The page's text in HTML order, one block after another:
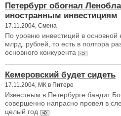
Петербург обогнал
иностранным инвестициям
17.11.2004, Смена
По уровню инвестиций в основной
млрд. рублей, то есть в полтора
основного конкурента
Кемеровский будет сидеть
17.11.2004, МК в Питере
Известным в Петербурге бандит
совершенно напрасно провел в
целый год